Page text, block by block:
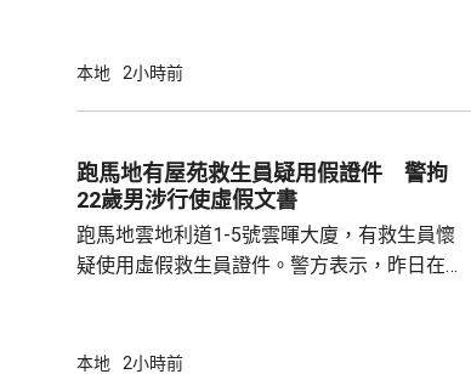
一項販運危險藥物罪，明日在九龍城裁判法院
本地 2小時前
跑馬地有屋苑救生員疑用假證件 警拘
22歲男涉行使虛假文書
跑馬地雲地利道1-5號雲暉大廈，有救生員懷
疑使用虛假救生員證件。警方表示，昨日在屋
釋，下月上旬向警方報到。 食環署昨日指示有
本地 2小時前